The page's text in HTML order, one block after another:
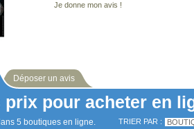
Je donne mon avis !
Déposer un avis
prix pour acheter en
5 boutiques en ligne. TRIER PAR :